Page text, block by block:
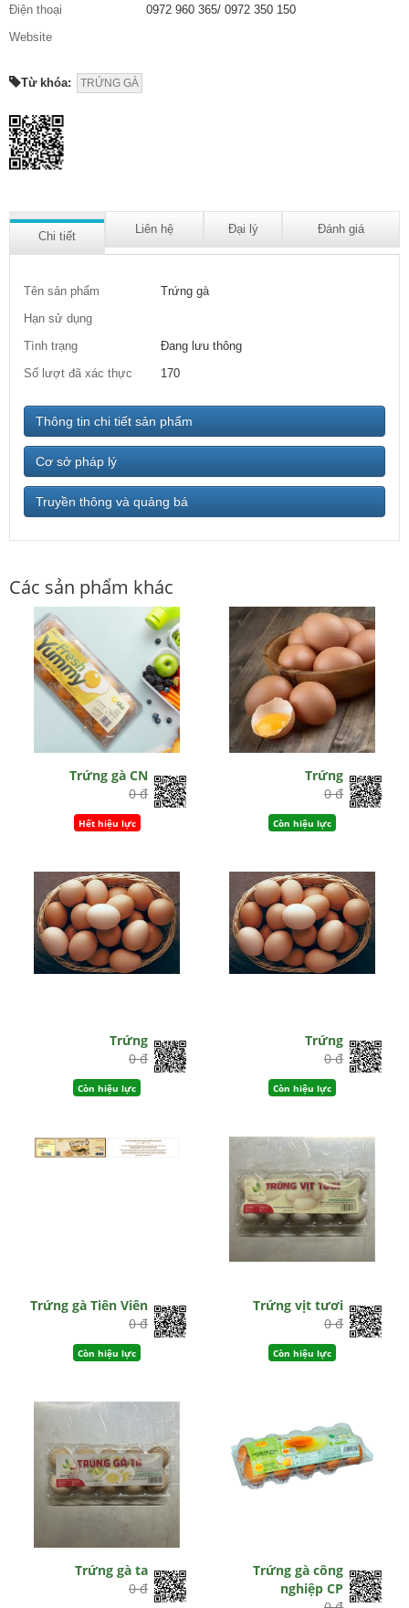
Điện thoại
0972 960 365/ 0972 350 150
Website
Từ khóa: TRỨNG GÀ
Chi tiết
Liên hệ Đại lý Đánh giá
Tên sản phẩm
Trứng gà
Hạn sử dụng
Tình trạng
Đang lưu thông
Số lượt đã xác thực
170
Thông tin chi tiết sản phẩm
Cơ sở pháp lý
Truyền thông và quảng bá
Các sản phẩm khác
Trứng gà CN
0 đ
Hết hiệu lực
Trứng
0 đ
Còn hiệu lực
Trứng
0 đ
Còn hiệu lực
Trứng
0 đ
Còn hiệu lực
Trứng gà Tiên Viên
0 đ
Còn hiệu lực
Trứng vịt tươi
0 đ
Còn hiệu lực
Trứng gà ta
0 đ
Trứng gà công
nghiệp CP